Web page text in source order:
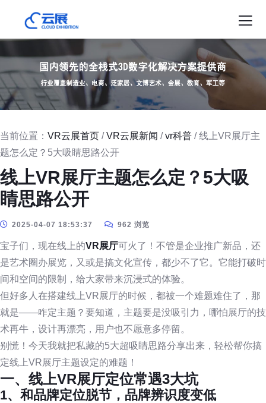
当前位置： VR云展首页 /VR云展新闻 /vr科普 / 线上VR展厅主
题怎么定？5大吸睛思路公开
线上VR展厅主题怎么定？5大吸
睛思路公开
2025-04-07 18:53:37 962 浏览
宝子们，现在线上的VR展厅可火了！不管是企业推广新品，还
是艺术圈办展览，又或是搞文化宣传，都少不了它。它能打破时
间和空间的限制，给大家带来沉浸式的体验。
但好多人在搭建线上VR展厅的时候，都被一个难题难住了，那
就是——咋定主题？要知道，主题要是没吸引力，哪怕展厅的技
术再牛，设计再漂亮，用户也不愿意多停留。
别慌！今天我就把私藏的5大超吸睛思路分享出来，轻松帮你搞
定线上VR展厅主题设定的难题！
一、线上VR展厅定位常遇3大坑
1、和品牌定位脱节，品牌辨识度变低